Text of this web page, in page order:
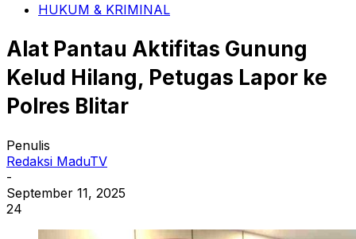
HUKUM & KRIMINAL
Alat Pantau Aktifitas Gunung
Kelud Hilang, Petugas Lapor ke
Polres Blitar
Penulis
Redaksi MaduTV
-
September 11, 2025
24